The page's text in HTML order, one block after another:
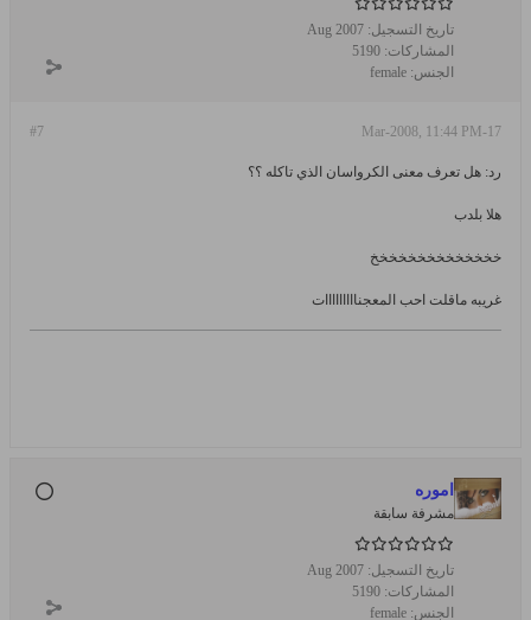
تاريخ التسجيل: Aug 2007
المشاركات: 5190
الجنس: female
#7 17-Mar-2008, 11:44 PM
رد: هل تعرف معنى الكرواسان الذي تاكله ؟؟
هلا بلدب
خخخخخخخخخخخخخخ
غريبه ماقلت احب المعجنااااااااات
اموره
مشرفة سابقة
تاريخ التسجيل: Aug 2007
المشاركات: 5190
الجنس: female